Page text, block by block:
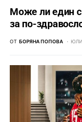
Може ли един
за по-
ОТ БОРЯНА ПОПОВА ЮЛИ